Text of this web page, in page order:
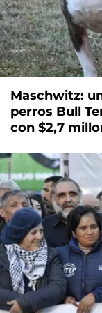
Maschwitz:
perros Bull
con $2,7